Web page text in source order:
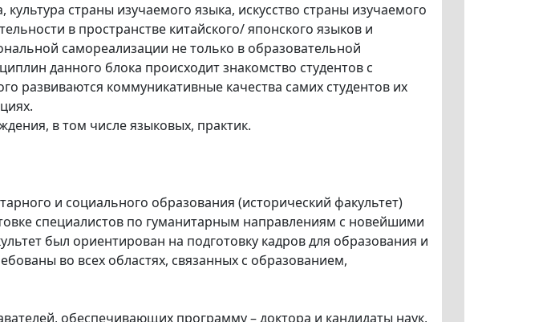
страны изучаемого языка, искусство страны изучаемого
в пространстве китайского/ японского языков и
самореализации не только в образовательной
данного блока происходит знакомство студентов с
развиваются коммуникативные качества самих студентов их
в том числе языковых, практик.
и социального образования (исторический факультет)
специалистов по гуманитарным направлениям с новейшими
был ориентирован на подготовку кадров для образования и
во всех областях, связанных с образованием,
обеспечивающих программу – доктора и кандидаты наук,